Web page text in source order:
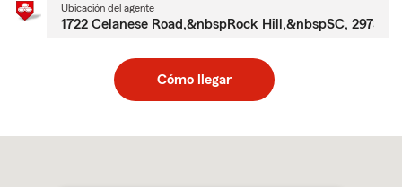
Ubicación del agente
Cómo llegar
to